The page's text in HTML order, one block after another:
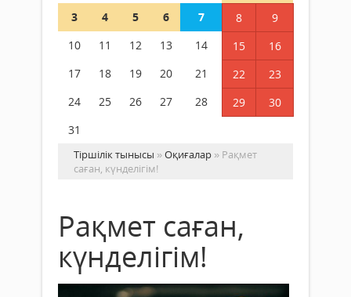
3
4 5 6 7 8
9
10
11 12 13 14 15
16
17
18 19 20 21 22
23
24
25 26 27 28 29
30
31
Тіршілік тынысы »Оқиғалар » Рақмет
саған, күнделігім!
Рақмет саған,
күнделігім!